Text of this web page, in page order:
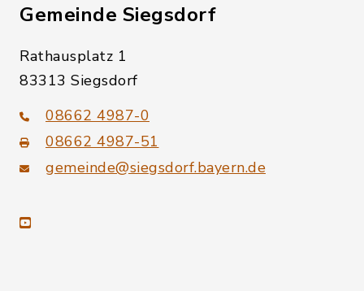
Gemeinde Siegsdorf
Rathausplatz 1
83313 Siegsdorf
08662 4987-0
08662 4987-51
gemeinde@siegsdorf.bayern.de
youtube